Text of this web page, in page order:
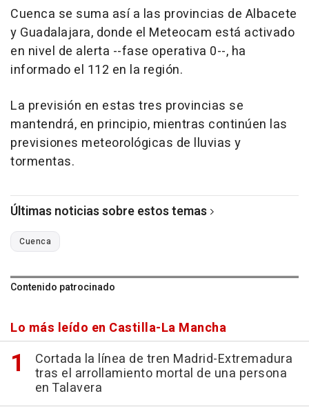
Cuenca se suma así a las provincias de Albacete
y Guadalajara, donde el Meteocam está activado
en nivel de alerta --fase operativa 0--, ha
informado el 112 en la región.
La previsión en estas tres provincias se
mantendrá, en principio, mientras continúen las
previsiones meteorológicas de lluvias y
tormentas.
Últimas noticias sobre estos temas
Cuenca
Contenido patrocinado
Lo más leído en Castilla-La Mancha
Cortada la línea de tren Madrid-Extremadura
tras el arrollamiento mortal de una persona
en Talavera